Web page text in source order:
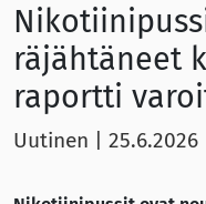
räjähtäneet
raportti
Uutinen 25.6.2026